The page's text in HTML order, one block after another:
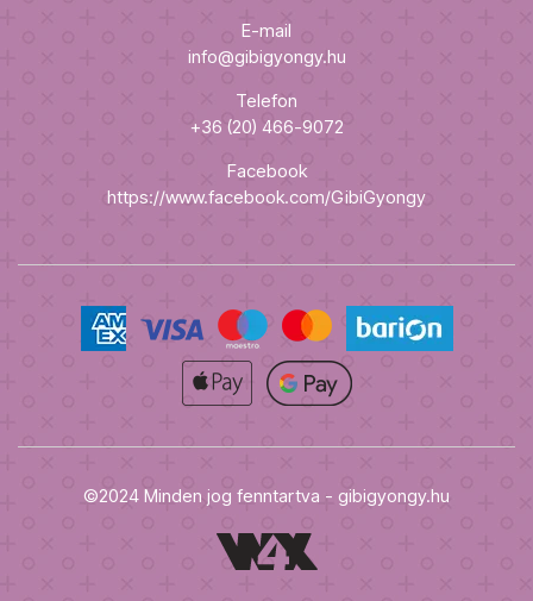
E-mail
info@gibigyongy.hu
Telefon
+36 (20) 466-9072
Facebook
https://www.facebook.com/GibiGyongy
©2024 Minden jog fenntartva - gibigyongy.hu